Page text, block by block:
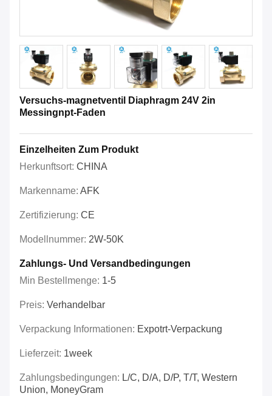
Versuchs-magnetventil Diaphragm 24V 2in
Messingnpt-Faden
Einzelheiten Zum Produkt
Herkunftsort: CHINA
Markenname: AFK
Zertifizierung: CE
Modellnummer: 2W-50K
Zahlungs- Und Versandbedingungen
Min Bestellmenge: 1-5
Preis: Verhandelbar
Verpackung Informationen: Expotrt-Verpackung
Lieferzeit: 1week
Zahlungsbedingungen: L/C, D/A, D/P, T/T, Western
Union, MoneyGram